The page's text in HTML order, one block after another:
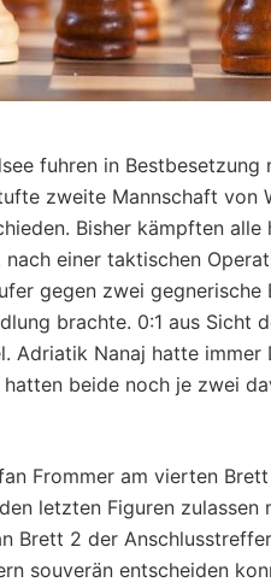
fuhren in
zweite Mannschaft von
Bisher kämpften
einer taktischen
gegen zwei
brachte. 0:1 aus Sicht
Adriatik Nanaj hatte immer
beide noch je zwei
Frommer am vierten
letzten Figuren
Brett 2 der
souverän entscheiden